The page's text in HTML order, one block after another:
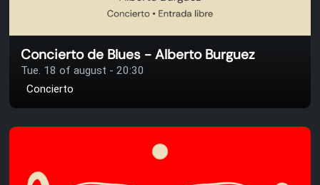
Concierto de Blues - Alberto Burguez
Tue. 18 of august - 20:30
Concierto